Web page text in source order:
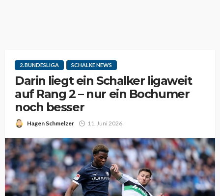
2. BUNDESLIGA SCHALKE NEWS
Darin liegt ein Schalker ligaweit
auf Rang 2 – nur ein Bochumer
noch besser
Hagen Schmelzer 11. Juni 2026